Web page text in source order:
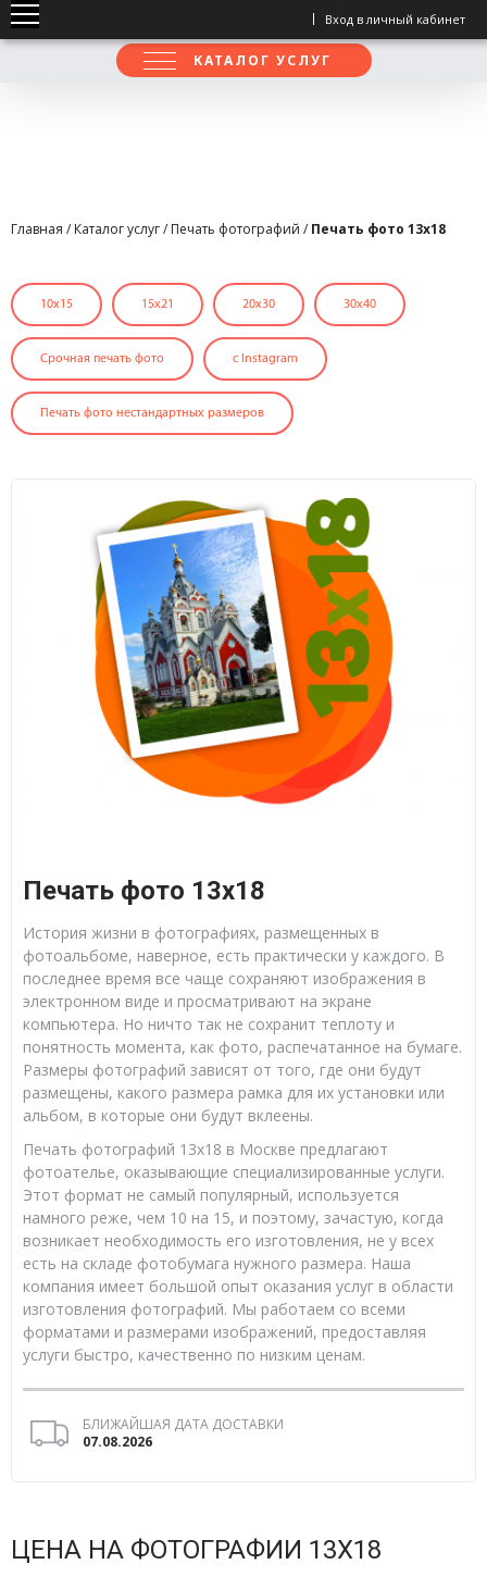
Вход в личный кабинет
КАТАЛОГ УСЛУГ
Главная / Каталог услуг/ Печать фотографий / Печать фото 13х18
10x15 15x21 20х30 30х40
Срочная печать фото с Instagram
Печать фото нестандартных размеров
Печать фото 13х18
История жизни в фотографиях, размещенных в
фотоальбоме, наверное, есть практически у каждого. В
последнее время все чаще сохраняют изображения в
электронном виде и просматривают на экране
компьютера. Но ничто так не сохранит теплоту и
понятность момента, как фото, распечатанное на бумаге.
Размеры фотографий зависят от того, где они будут
размещены, какого размера рамка для их установки или
альбом, в которые они будут вклеены.
Печать фотографий 13х18 в Москве предлагают
фотоателье, оказывающие специализированные услуги.
Этот формат не самый популярный, используется
намного реже, чем 10 на 15, и поэтому, зачастую, когда
возникает необходимость его изготовления, не у всех
есть на складе фотобумага нужного размера. Наша
компания имеет большой опыт оказания услуг в области
изготовления фотографий. Мы работаем со всеми
форматами и размерами изображений, предоставляя
услуги быстро, качественно по низким ценам.
БЛИЖАЙШАЯ ДАТА ДОСТАВКИ
07.08.2026
ЦЕНА НА ФОТОГРАФИИ 13Х18